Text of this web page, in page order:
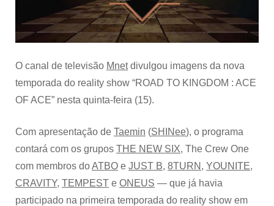
KINGDOM
:
ACE
O canal de televisão Mnetdivulgou imagens da nova
temporada do reality show “ROAD TO KINGDOM : ACE
OF ACE” nesta quinta-feira (15).
Com apresentação de Taemin (SHINee), o programa
contará com os grupos THE NEW SIX, The Crew One
com membros doATBO e JUST B, 8TURN , YOUNITE,
CRAVITY, TEMPEST e ONEUS — que já havia
participado na primeira temporada do reality show em